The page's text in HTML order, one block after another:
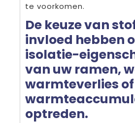
te voorkomen.
De keuze van
invloed hebben
isolatie-
van uw ramen,
warmteverlies of
optreden.